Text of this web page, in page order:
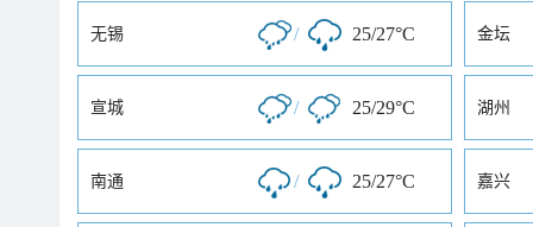
无锡 / 25/27°C 金坛
宣城 / 25/29°C 湖州
南通 / 25/27°C 嘉兴